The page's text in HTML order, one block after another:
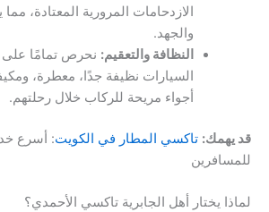
الازدحامات المرورية المعتادة،
والجهد.
النظافة والتعقيم: نحرص تمامًا
السيارات نظيفة جدًا، معطرة،
أجواء مريحة للركاب خلال رحلتهم.
قد يهمك: تاكسي المطار في الكويت: أسرع
للمسافرين
لماذا يختار أهل الجابرية تاكسي الأحمدي؟